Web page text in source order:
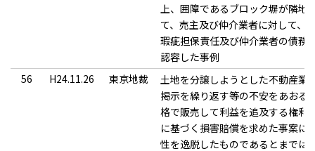
上、囲障であるブロック塀が隣地
て、売主及び仲介業者に対して、
瑕疵担保責任及び仲介業者の債務
認容した事例
56
H24.11.26 東京地裁
土地を分譲しようとした不動産業
掲示を繰り返す等の不安をあおる
格で販売して利益を追及する権利
に基づく損害賠償を求めた事案に
性を逸脱したものであるとまでは